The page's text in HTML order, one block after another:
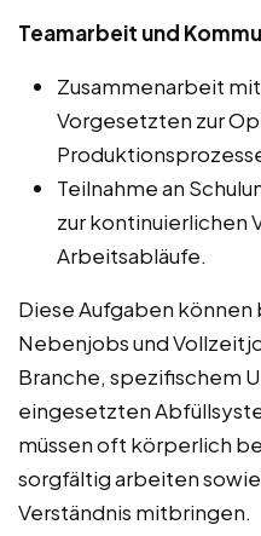
Teamarbeit und
Zusammenarbeit
Vorgesetzten zur
Teilnahme an
zur kontinuierlichen
Arbeitsabläufe.
Diese Aufgaben können
Nebenjobs und
Branche, spezifischem
eingesetzten
müssen oft körperlich
sorgfältig arbeiten
Verständnis mitbringen.